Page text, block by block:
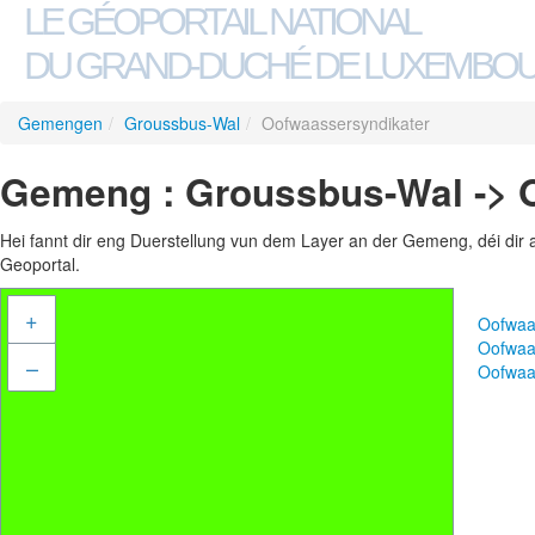
LE GÉOPORTAIL NATIONAL
DU GRAND-DUCHÉ DE
Gemengen / Groussbus-Wal / Oofwaassersyndikater
Gemeng : Groussbus-Wal ->
Hei fannt dir eng Duerstellung vun dem Layer an der Gemeng, déi
Geoportal.
+
–